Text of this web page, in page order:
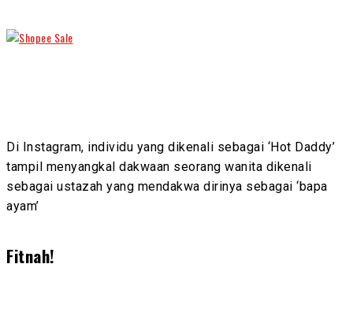
Di Instagram, individu yang dikenali sebagai ‘Hot Daddy’
tampil menyangkal dakwaan seorang wanita dikenali
sebagai ustazah yang mendakwa dirinya sebagai ‘bapa
ayam’
Fitnah!